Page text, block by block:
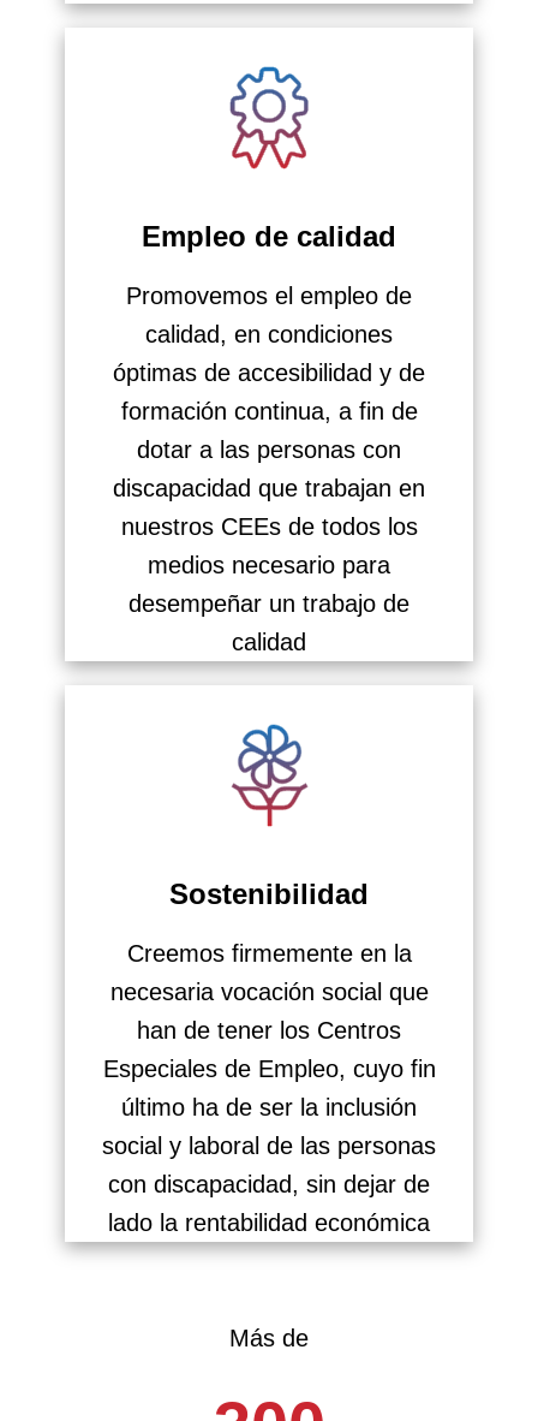
Empleo de calidad
Promovemos el empleo de
calidad, en condiciones
óptimas de accesibilidad y de
formación continua, a fin de
dotar a las personas con
discapacidad que trabajan en
nuestros CEEs de todos los
medios necesario para
desempeñar un trabajo de
calidad
Sostenibilidad
Creemos firmemente en la
necesaria vocación social que
han de tener los Centros
Especiales de Empleo, cuyo fin
último ha de ser la inclusión
social y laboral de las personas
con discapacidad, sin dejar de
lado la rentabilidad económica
Más de